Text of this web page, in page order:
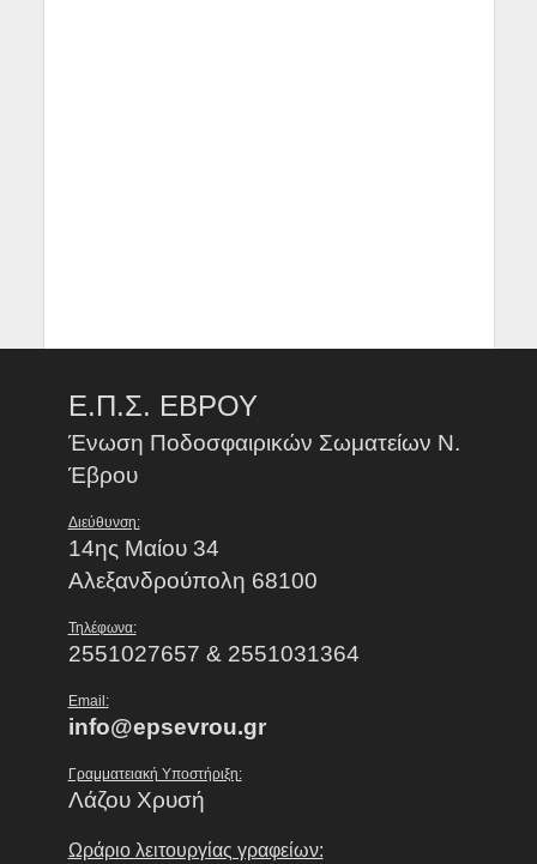
Ε.Π.Σ. ΕΒΡΟΥ
Ένωση Ποδοσφαιρικών Σωματείων Ν.
Έβρου
Διεύθυνση:
14ης Μαίου 34
Αλεξανδρούπολη 68100
Τηλέφωνα:
2551027657 & 2551031364
Email:
info@epsevrou.gr
Γραμματειακή Υποστήριξη:
Λάζου Χρυσή
Ωράριο λειτουργίας γραφείων: